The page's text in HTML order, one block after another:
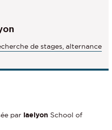
de stages, alternance
par iaelyon School of